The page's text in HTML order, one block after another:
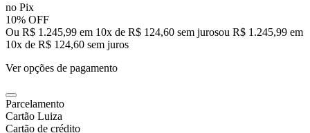
no Pix
10% OFF
Ou R$ 1.245,99 em 10x de R$ 124,60 sem jurosou R$ 1.245,99 em
10x de R$ 124,60 sem juros
Ver opções de pagamento
Parcelamento
Cartão Luiza
Cartão de crédito